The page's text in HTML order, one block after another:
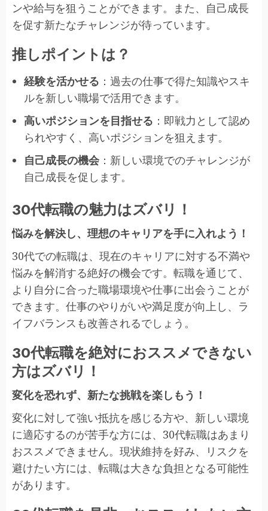
ンや給与を狙うことができます。また、自己成長
を促す新たなチャレンジが待っています。
推しポイントは？
経験を活かせる ：過去の仕事で得た知識やスキ
ルを新しい職場で活用できます。
高いポジションを目指せる ：即戦力として認め
られやすく、高いポジションを狙えます。
自己成長の機会：新しい環境でのチャレンジが
自己成長を促します。
30代転職の魅力はズバリ！
悩みを解決し、理想のキャリアを手に入れよう！
30代での転職は、現在のキャリアに対する不満や
悩みを解消する絶好の機会です。転職を通じて、
より自分に合った職場環境や仕事に出会うことが
できます。仕事のやりがいや満足度が向上し、ラ
イフバランスも改善されるでしょう。
30代転職を絶対におススメできない
方はズバリ！
変化を恐れず、新たな挑戦を楽しもう！
変化に対して強い抵抗を感じる方や、新しい環境
に適応するのが苦手な方には、30代転職はあまり
おススメできません。現状維持を好み、リスクを
避けたい方には、転職は大きな負担となる可能性
があります。